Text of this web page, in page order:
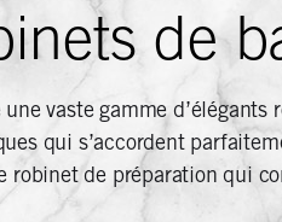
de
vaste gamme
qui s’accordent
robinet de préparation qui